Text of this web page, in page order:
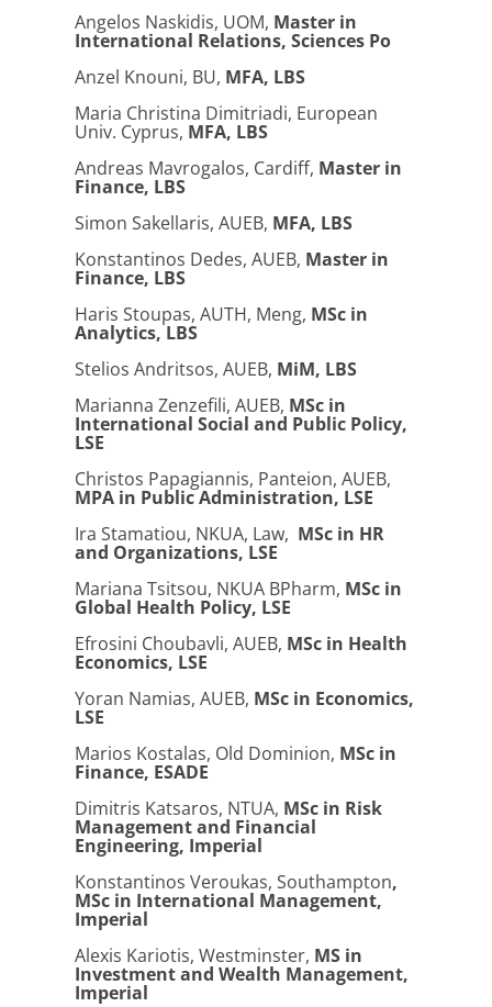
Angelos Naskidis, UOM, Master in
International Relations, Sciences Po
Anzel Knouni, BU, MFA, LBS
Maria Christina Dimitriadi, European
Univ. Cyprus, MFA, LBS
Andreas Mavrogalos, Cardiff, Master in
Finance, LBS
Simon Sakellaris, AUEB, MFA, LBS
Konstantinos Dedes, AUEB, Master in
Finance, LBS
Haris Stoupas, AUTH, Meng, MSc in
Analytics, LBS
Stelios Andritsos, AUEB, MiM, LBS
Marianna Zenzefili, AUEB, MSc in
International Social and Public Policy,
LSE
Christos Papagiannis, Panteion, AUEB,
MPA in Public Administration, LSE
Ira Stamatiou, NKUA, Law, MSc in HR
and Organizations, LSE
Mariana Tsitsou, NKUA BPharm, MSc in
Global Health Policy, LSE
Efrosini Choubavli, AUEB, MSc in Health
Economics, LSE
Yoran Namias, AUEB, MSc in Economics,
LSE
Marios Kostalas, Old Dominion, MSc in
Finance, ESADE
Dimitris Katsaros, NTUA, MSc in Risk
Management and Financial
Engineering, Imperial
Konstantinos Veroukas, Southampton,
MSc in International Management,
Imperial
Alexis Kariotis, Westminster, MS in
Investment and Wealth Management,
Imperial